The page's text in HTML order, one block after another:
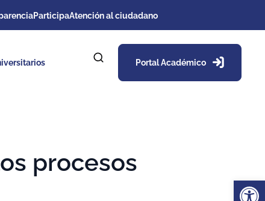
ParticipaAtención al ciudadano
Portal Académico
procesos